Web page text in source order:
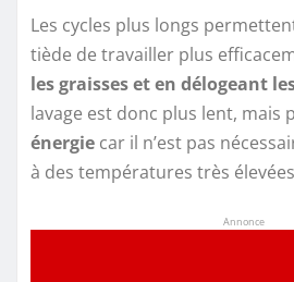
Les cycles plus longs
tiède de travailler plus
les graisses et en délogeant
lavage est donc plus lent, mais
énergie car il n’est pas
à des températures très
Annonce